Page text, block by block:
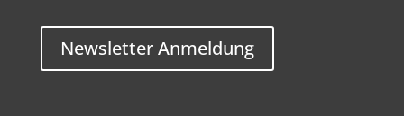
Newsletter Anmeldung